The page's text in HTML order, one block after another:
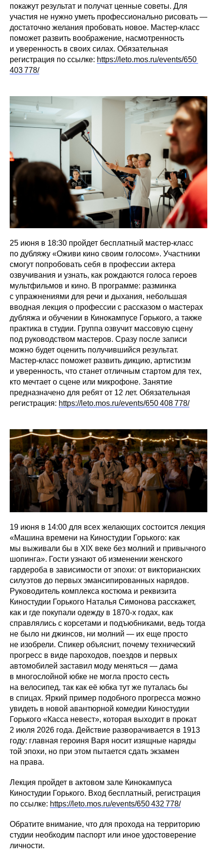
покажут результат и получат ценные советы. Для
участия не нужно уметь профессионально рисовать —
достаточно желания пробовать новое. Мастер-класс
поможет развить воображение, насмотренность
и уверенность в своих силах. Обязательная
регистрация по ссылке: https://leto.mos.ru/events/650
403 778/
25 июня в 18:30 пройдет бесплатный мастер-класс
по дубляжу «Оживи кино своим голосом». Участники
смогут попробовать себя в профессии актера
озвучивания и узнать, как рождаются голоса героев
мультфильмов и кино. В программе: разминка
с упражнениями для речи и дыхания, небольшая
вводная лекция о профессии с рассказом о мастерах
дубляжа и обучении в Кинокампусе Горького, а также
практика в студии. Группа озвучит массовую сцену
под руководством мастеров. Сразу после записи
можно будет оценить получившийся результат.
Мастер-класс поможет развить дикцию, артистизм
и уверенность, что станет отличным стартом для тех,
кто мечтает о сцене или микрофоне. Занятие
предназначено для ребят от 12 лет. Обязательная
регистрация: https://leto.mos.ru/events/650 408 778/
19 июня в 14:00 для всех желающих состоится лекция
«Машина времени на Киностудии Горького: как
мы выживали бы в XIX веке без молний и привычного
шопинга». Гости узнают об изменении женского
гардероба в зависимости от эпохи: от викторианских
силуэтов до первых эмансипированных нарядов.
Руководитель комплекса костюма и реквизита
Киностудии Горького Наталья Симонова расскажет,
как и где покупали одежду в 1870-х годах, как
справлялись с корсетами и подъюбниками, ведь тогда
не было ни джинсов, ни молний — их еще просто
не изобрели. Спикер объяснит, почему технический
прогресс в виде пароходов, поездов и первых
автомобилей заставил моду меняться — дама
в многослойной юбке не могла просто сесть
на велосипед, так как её юбка тут же путалась бы
в спицах. Яркий пример подобного прогресса можно
увидеть в новой авантюрной комедии Киностудии
Горького «Касса невест», которая выходит в прокат
2 июля 2026 года. Действие разворачивается в 1913
году: главная героиня Варя носит изящные наряды
той эпохи, но при этом пытается сдать экзамен
на права.
Лекция пройдет в актовом зале Кинокампуса
Киностудии Горького. Вход бесплатный, регистрация
по ссылке: https://leto.mos.ru/events/650 432 778/
Обратите внимание, что для прохода на территорию
студии необходим паспорт или иное удостоверение
личности.